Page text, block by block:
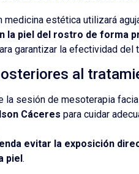
medicina estética utilizará
la piel del rostro de forma
garantizar la efectividad del
al
la sesión de mesoterapia
Cáceres para cuidar
evitar la exposición
piel.